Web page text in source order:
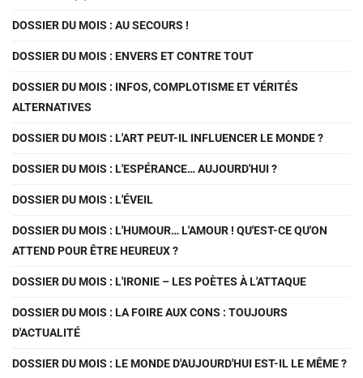
DOSSIER DU MOIS : AU SECOURS !
DOSSIER DU MOIS : ENVERS ET CONTRE TOUT
DOSSIER DU MOIS : INFOS, COMPLOTISME ET VÉRITÉS
ALTERNATIVES
DOSSIER DU MOIS : L'ART PEUT-IL INFLUENCER LE MONDE ?
DOSSIER DU MOIS : L'ESPÉRANCE… AUJOURD'HUI ?
DOSSIER DU MOIS : L'ÉVEIL
DOSSIER DU MOIS : L'HUMOUR… L'AMOUR ! QU'EST-CE QU'ON
ATTEND POUR ÊTRE HEUREUX ?
DOSSIER DU MOIS : L'IRONIE – LES POÈTES À L'ATTAQUE
DOSSIER DU MOIS : LA FOIRE AUX CONS : TOUJOURS
D'ACTUALITÉ
DOSSIER DU MOIS : LE MONDE D'AUJOURD'HUI EST-IL LE MÊME ?